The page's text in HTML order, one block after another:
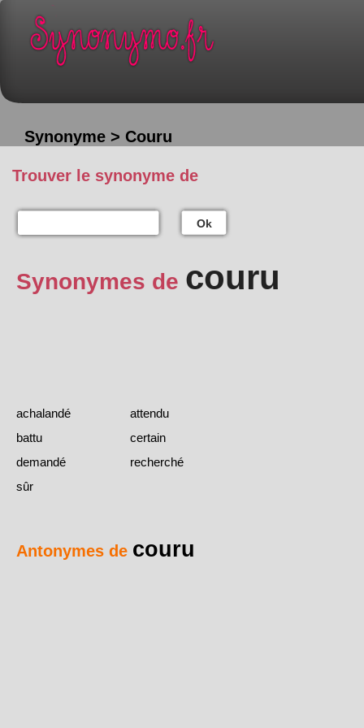
Synonyme > Couru
Trouver le synonyme de
Ok
Synonymes de couru
achalandé
attendu
battu
certain
demandé
recherché
sûr
Antonymes de couru